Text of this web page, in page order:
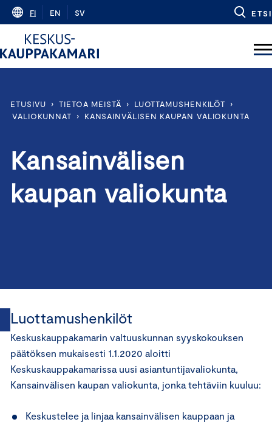
Skip
content
FI EN SV ETSI
ETUSIVU › TIETOA MEISTÄ › LUOTTAMUSHENKILÖT
›
VALIOKUNNAT
› KANSAINVÄLISEN KAUPAN VALIOKUNTA
Kansainvälisen
kaupan valiokunta
Luottamushenkilöt
Keskuskauppakamarin valtuuskunnan syyskokouksen
päätöksen mukaisesti 1.1.2020 aloitti
Keskuskauppakamarissa uusi asiantuntijavaliokunta,
Kansainvälisen kaupan valiokunta, jonka tehtäviin kuuluu:
Keskustelee ja linjaa kansainvälisen kauppaan ja